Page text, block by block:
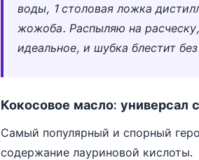
воды, 1 столовая ложка
жожоба. Распыляю на
идеальное, и шубка блестит
Кокосовое масло: универсал
Самый популярный и спорный
содержание лауриновой кислоты.